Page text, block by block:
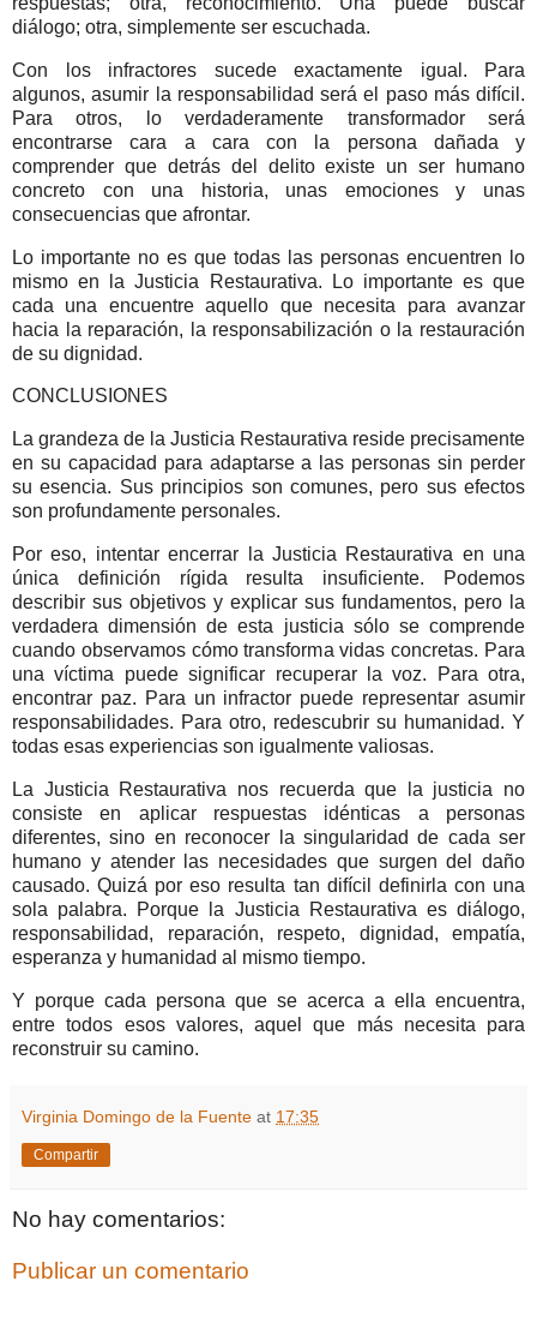
diálogo; otra, simplemente ser escuchada.
Con los infractores sucede exactamente igual.
Para
algunos, asumir la responsabilidad será el paso más difícil.
Para otros, lo verdaderamente transformador será
encontrarse cara a cara con la persona dañada y
comprender que detrás del delito existe un ser humano
concreto con una historia, unas emociones y unas
consecuencias que afrontar.
Lo importante no es que todas las personas encuentren lo
mismo en la Justicia Restaurativa.
Lo importante es que
cada una encuentre aquello que necesita para avanzar
hacia la reparación, la responsabilización o la restauración
de su dignidad.
CONCLUSIONES
La grandeza de la Justicia Restaurativa reside precisamente
en su capacidad para adaptarse a las personas sin perder
su esencia. Sus principios son comunes, pero sus efectos
son profundamente personales.
Por eso, intentar encerrar la Justicia Restaurativa en una
única definición rígida resulta insuficiente. Podemos
describir sus objetivos y explicar sus fundamentos, pero la
verdadera dimensión de esta justicia sólo se comprende
cuando observamos cómo transforma vidas concretas. Para
una víctima puede significar recuperar la voz. Para otra,
encontrar paz. Para un infractor puede representar asumir
responsabilidades. Para otro, redescubrir su humanidad. Y
todas esas experiencias son igualmente valiosas.
La Justicia Restaurativa nos recuerda que la justicia no
consiste en aplicar respuestas idénticas a personas
diferentes, sino en reconocer la singularidad de cada ser
humano y atender las necesidades que surgen del daño
causado.Quizá por eso resulta tan difícil definirla con una
sola palabra.
Porque la Justicia Restaurativa es diálogo,
responsabilidad, reparación, respeto, dignidad, empatía,
esperanza y humanidad al mismo tiempo.
Y porque cada persona que se acerca a ella encuentra,
entre todos esos valores, aquel que más necesita para
reconstruir su camino.
Virginia Domingo de la Fuente at 17:35
Compartir
No hay comentarios:
Publicar un comentario